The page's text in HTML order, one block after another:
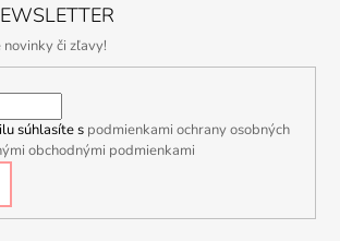
či zľavy!
súhlasíte s podmienkami ochrany osobných
obchodnými podmienkami